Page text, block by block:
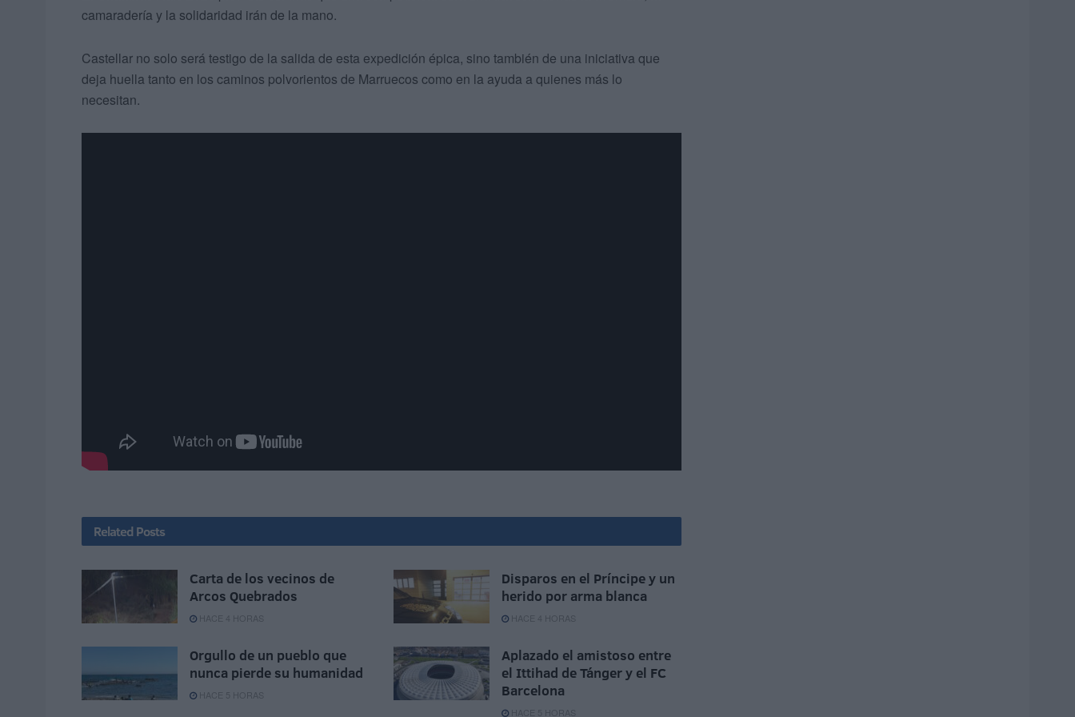
camaradería y la solidaridad irán de la mano.
Castellar no solo será testigo de la salida de esta expedición épica, sino también de una iniciativa que
deja huella tanto en los caminos polvorientos de Marruecos como en la ayuda a quienes más lo
necesitan.
Related Posts
Carta de los vecinos de
Arcos Quebrados
HACE 4 HORAS
Disparos en el Príncipe y un
herido por arma blanca
HACE 4 HORAS
Orgullo de un pueblo que
nunca pierde su humanidad
HACE 5 HORAS
Aplazado el amistoso entre
el Ittihad de Tánger y el FC
Barcelona
HACE 5 HORAS